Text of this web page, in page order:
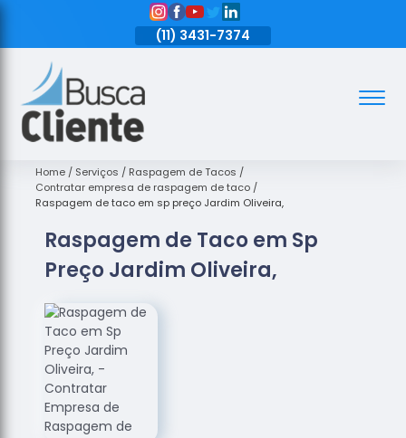
(11) 3431-7374
Assoalhos
de Madeira
Decks de
Empresas
de
de Madeira
Loja de
Assoalhos
Raspagem
de
Assoalhos
Home Serviços
Raspagem de Tacos
Contratar empresa de raspagem de taco
Raspagem de taco em sp preço Jardim Oliveira,
Raspagem de Taco em Sp
Preço Jardim Oliveira,